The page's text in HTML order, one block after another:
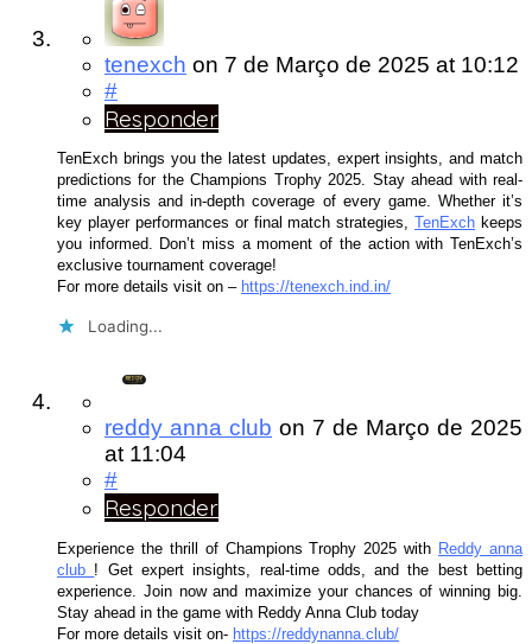
tenexch on 7 de Março de 2025 at 10:12
#
Responder
TenExch brings you the latest updates, expert insights, and match
predictions for the Champions Trophy 2025. Stay ahead with real-
time analysis and in-depth coverage of every game. Whether it’s
key player performances or final match strategies,TenExch keeps
you informed. Don’t miss a moment of the action with TenExch’s
exclusive tournament coverage!
For more details visit on – https://tenexch.ind.in/
Loading...
reddy anna club on 7 de Março de 2025
at 11:04
#
Responder
Experience the thrill of Champions Trophy 2025 with Reddy anna
club ! Get expert insights, real-time odds, and the best betting
experience. Join now and maximize your chances of winning big.
Stay ahead in the game with Reddy Anna Club today
For more details visit on- https://reddynanna.club/